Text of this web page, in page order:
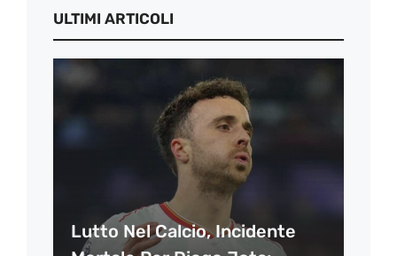
ULTIMI ARTICOLI
Lutto Nel Calcio, Incidente